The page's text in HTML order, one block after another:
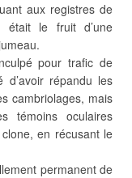
aux registres de
était le fruit d’une
pour trafic de
répandu les
cambriolages, mais
témoins oculaires
en récusant le
permanent de